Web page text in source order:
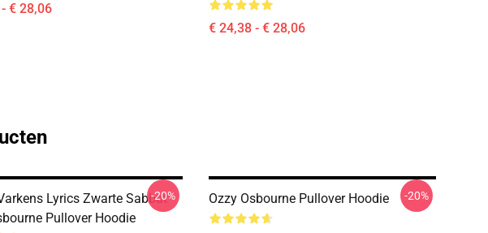
€ 28,06
€ 24,38 - € 28,06
Lyrics Zwarte Sabbat
Pullover Hoodie
-20% Ozzy Osbourne Pullover Hoodie -20%